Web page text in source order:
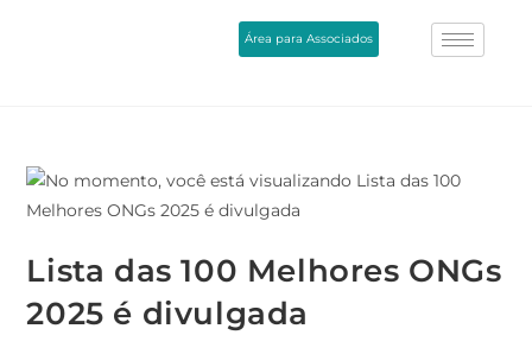
Área para Associados
Lista das 100 Melhores ONGs
2025 é divulgada